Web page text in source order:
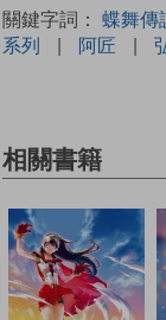
關鍵字詞： 蝶舞傳
系列
| 阿匠 |
相關書籍